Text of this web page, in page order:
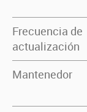
Frecuencia de
actualización
Mantenedor